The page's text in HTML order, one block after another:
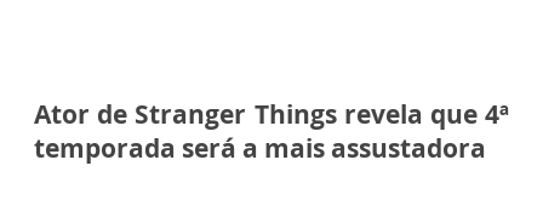
Ator de Stranger Things revela que 4ª
temporada será a mais assustadora